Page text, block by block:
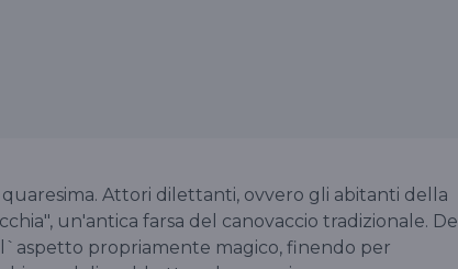
Attori dilettanti, ovvero gli abitanti della
un'antica farsa del canovaccio tradizionale. Del
propriamente magico, finendo per